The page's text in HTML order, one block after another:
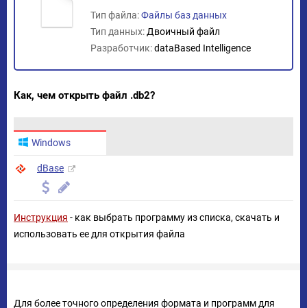
Тип файла:Файлы баз данных
Тип данных: Двоичный файл
Разработчик:dataBased Intelligence
Как, чем открыть файл .db2?
Windows
dBase
Инструкция - как выбрать программу из списка, скачать и
использовать ее для открытия файла
Для более точного определения формата и программ для